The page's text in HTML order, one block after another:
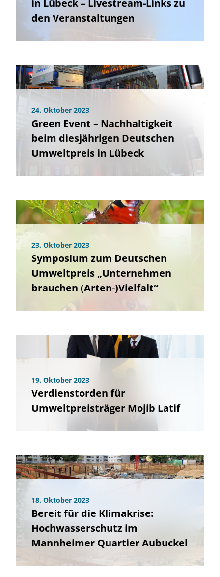
in Lübeck – Livestream-Links zu
den Veranstaltungen
24. Oktober 2023
Green Event – Nachhaltigkeit
beim diesjährigen Deutschen
Umweltpreis in Lübeck
23. Oktober 2023
Symposium zum Deutschen
Umweltpreis „Unternehmen
brauchen (Arten-)Vielfalt“
19. Oktober 2023
Verdienstorden für
Umweltpreisträger Mojib Latif
18. Oktober 2023
Bereit für die Klimakrise:
Hochwasserschutz im
Mannheimer Quartier Aubuckel